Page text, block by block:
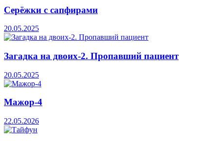
Серёжки с сапфирами
20.05.2025
Загадка на двоих-2. Пропавший пациент
20.05.2025
Мажор-4
22.05.2026